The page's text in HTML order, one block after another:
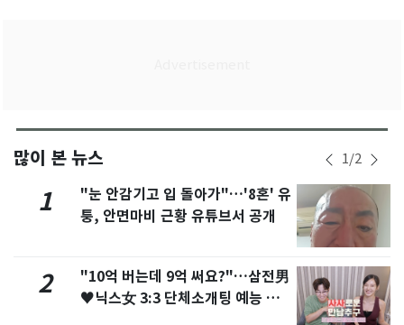
많이 본 뉴스 1/2
1
"눈 안감기고 입 돌아가"…'8혼' 유
퉁, 안면마비 근황 유튜브서 공개
2
"10억 버는데 9억 써요?"…삼전男
♥닉스女 3:3 단체소개팅 예능 화